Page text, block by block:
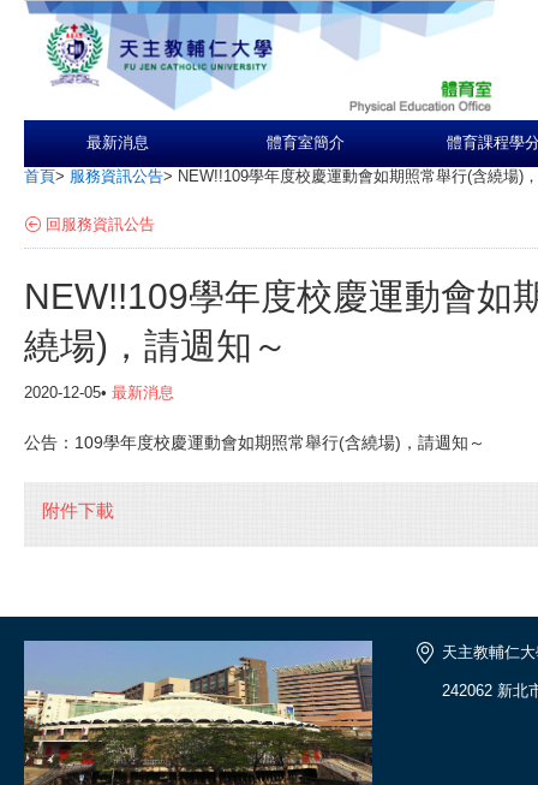
最新消息 體育室簡介 體育課程學
首頁> 服務資訊公告> NEW!!109學年度校慶運動會如期照常舉行(含繞場)
回服務資訊公告
NEW!!109學年度校慶運動會如
繞場)，請週知～
2020-12-05• 最新消息
公告：109學年度校慶運動會如期照常舉行(含繞場)，請週知～
附件下載
天主教輔仁
242062 新北